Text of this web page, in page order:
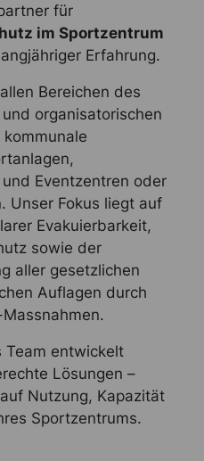
für
im Sportzentrum
Erfahrung.
Bereichen des
organisatorischen
Eventzentren oder
Unser Fokus liegt auf
Evakuierbarkeit,
sowie der
aller gesetzlichen
Auflagen durch
Team entwickelt
Lösungen –
Nutzung, Kapazität
Sportzentrums.